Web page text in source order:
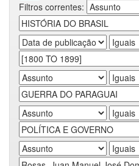
Filtros correntes: